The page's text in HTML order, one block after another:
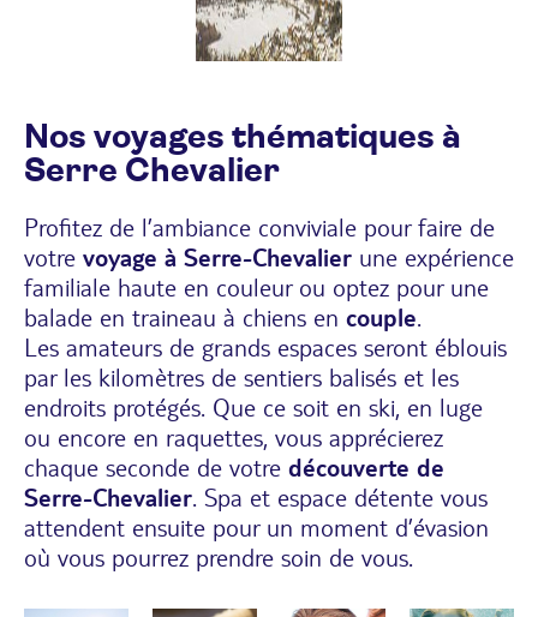
Nos voyages thématiques à
Serre Chevalier
Profitez de l’ambiance conviviale pour faire de
votre voyage à Serre-Chevalier une expérience
familiale haute en couleurou optez pour une
balade en traineau à chiens en couple.
Les amateurs de grands espaces seront éblouis
par les kilomètres de sentiers balisés et les
endroits protégés. Que ce soit en ski, en luge
ou encore en raquettes, vous apprécierez
chaque seconde de votre découverte de
Serre-Chevalier. Spa et espace détente vous
attendent ensuite pour un moment d’évasion
où vous pourrez prendre soin de vous.